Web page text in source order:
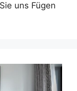
uns Fügen